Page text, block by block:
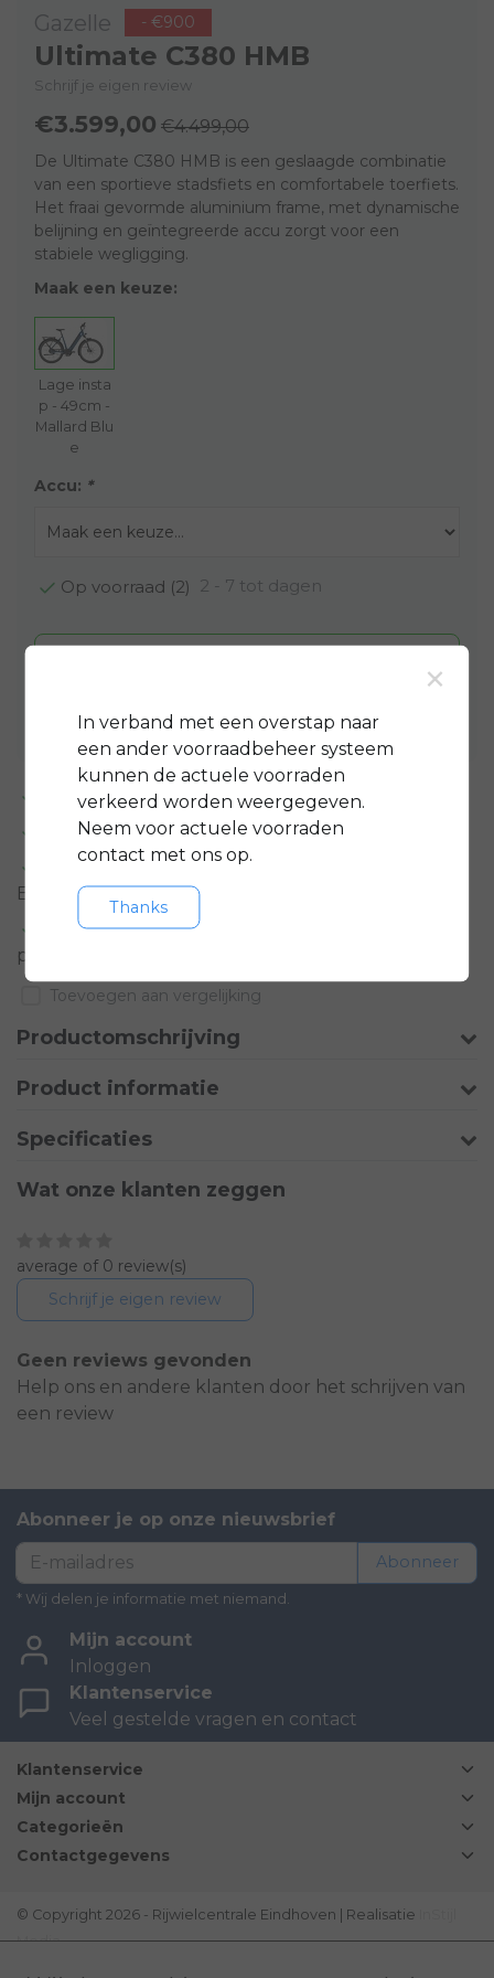
Gazelle - €900
Ultimate C380 HMB
Schrijf je eigen review
€3.599,00 €4.499,00
De Ultimate C380 HMB is een geslaagde combinatie
van een sportieve stadsfiets en comfortabele toerfiets.
Het fraai gevormde aluminium frame, met dynamische
belijning en geïntegreerde accu zorgt voor een
stabiele wegligging.
Maak een keuze:
Lage insta
p - 49cm -
Mallard Blu
e
Accu: *
Op voorraad (2) 2 - 7 tot dagen
Aan verlanglijst toevoegen
Standaard 3 jaargarantie op bijna alle fietsen
GRATISservicepakket t.w.v. minimaal € 150,-
Gratis rijklarebezorging in regio groot
Eindhoven
Meer informatie?
product
Toevoegen aan vergelijking
Productomschrijving
Product informatie
Specificaties
Wat onze klanten zeggen
average of 0 review(s)
Schrijf je eigen review
Geen reviews gevonden
Help ons en andere klanten door het schrijven van
een review
Abonneer je op onze nieuwsbrief
Abonneer
* Wij delen je informatie met niemand.
Mijn account
Inloggen
Klantenservice
Veel gestelde vragen en contact
Klantenservice
Mijn account
Categorieën
Contactgegevens
© Copyright 2026 - Rijwielcentrale Eindhoven | Realisatie
Media
×
In verband met een overstap naar
een ander voorraadbeheer systeem
kunnen de actuele voorraden
verkeerd worden weergegeven.
Neem voor actuele voorraden
contact met ons op.
Thanks